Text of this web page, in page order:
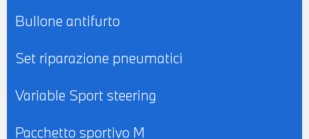
POSSIBILITA' DI LEASING O
FINANZIAMENTO ANCHE PER L'INTERO
IMPORTO
Bullone antifurto
Set riparazione pneumatici
Variable Sport steering
Pacchetto sportivo M